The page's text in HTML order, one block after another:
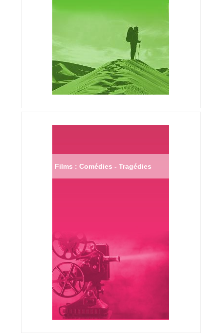
Films : Comédies - Tragédies